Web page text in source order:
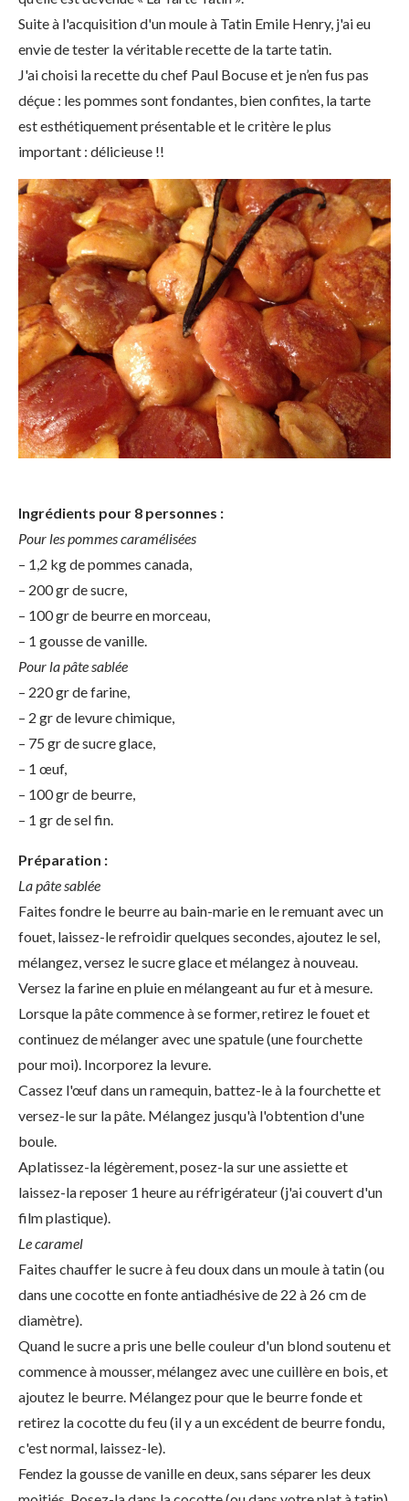
Suite à l'acquisition d'un moule à Tatin Emile Henry, j'ai eu
envie de tester la véritable recette de la tarte tatin.
J'ai choisi la recette du chef Paul Bocuse et je n’en fus pas
déçue : les pommes sont fondantes, bien confites, la tarte
est esthétiquement présentable et le critère le plus
important : délicieuse !!
Ingrédients pour 8 personnes :
Pour les pommes caramélisées
– 1,2 kg de pommes canada,
– 200 gr de sucre,
– 100 gr de beurre en morceau,
– 1 gousse de vanille.
Pour la pâte sablée
– 220 gr de farine,
– 2 gr de levure chimique,
– 75 gr de sucre glace,
– 1 œuf,
– 100 gr de beurre,
– 1 gr de sel fin.
Préparation :
La pâte sablée
Faites fondre le beurre au bain-marie en le remuant avec un
fouet, laissez-le refroidir quelques secondes, ajoutez le sel,
mélangez, versez le sucre glace et mélangez à nouveau.
Versez la farine en pluie en mélangeant au fur et à mesure.
Lorsque la pâte commence à se former, retirez le fouet et
continuez de mélanger avec une spatule (une fourchette
pour moi). Incorporez la levure.
Cassez l'œuf dans un ramequin, battez-le à la fourchette et
versez-le sur la pâte. Mélangez jusqu'à l'obtention d'une
boule.
Aplatissez-la légèrement, posez-la sur une assiette et
laissez-la reposer 1 heure au réfrigérateur (j'ai couvert d'un
film plastique).
Le caramel
Faites chauffer le sucre à feu doux dans un moule à tatin (ou
dans une cocotte en fonte antiadhésive de 22 à 26 cm de
diamètre).
Quand le sucre a pris une belle couleur d'un blond soutenu et
commence à mousser, mélangez avec une cuillère en bois, et
ajoutez le beurre. Mélangez pour que le beurre fonde et
retirez la cocotte du feu (il y a un excédent de beurre fondu,
c'est normal, laissez-le).
Fendez la gousse de vanille en deux, sans séparer les deux